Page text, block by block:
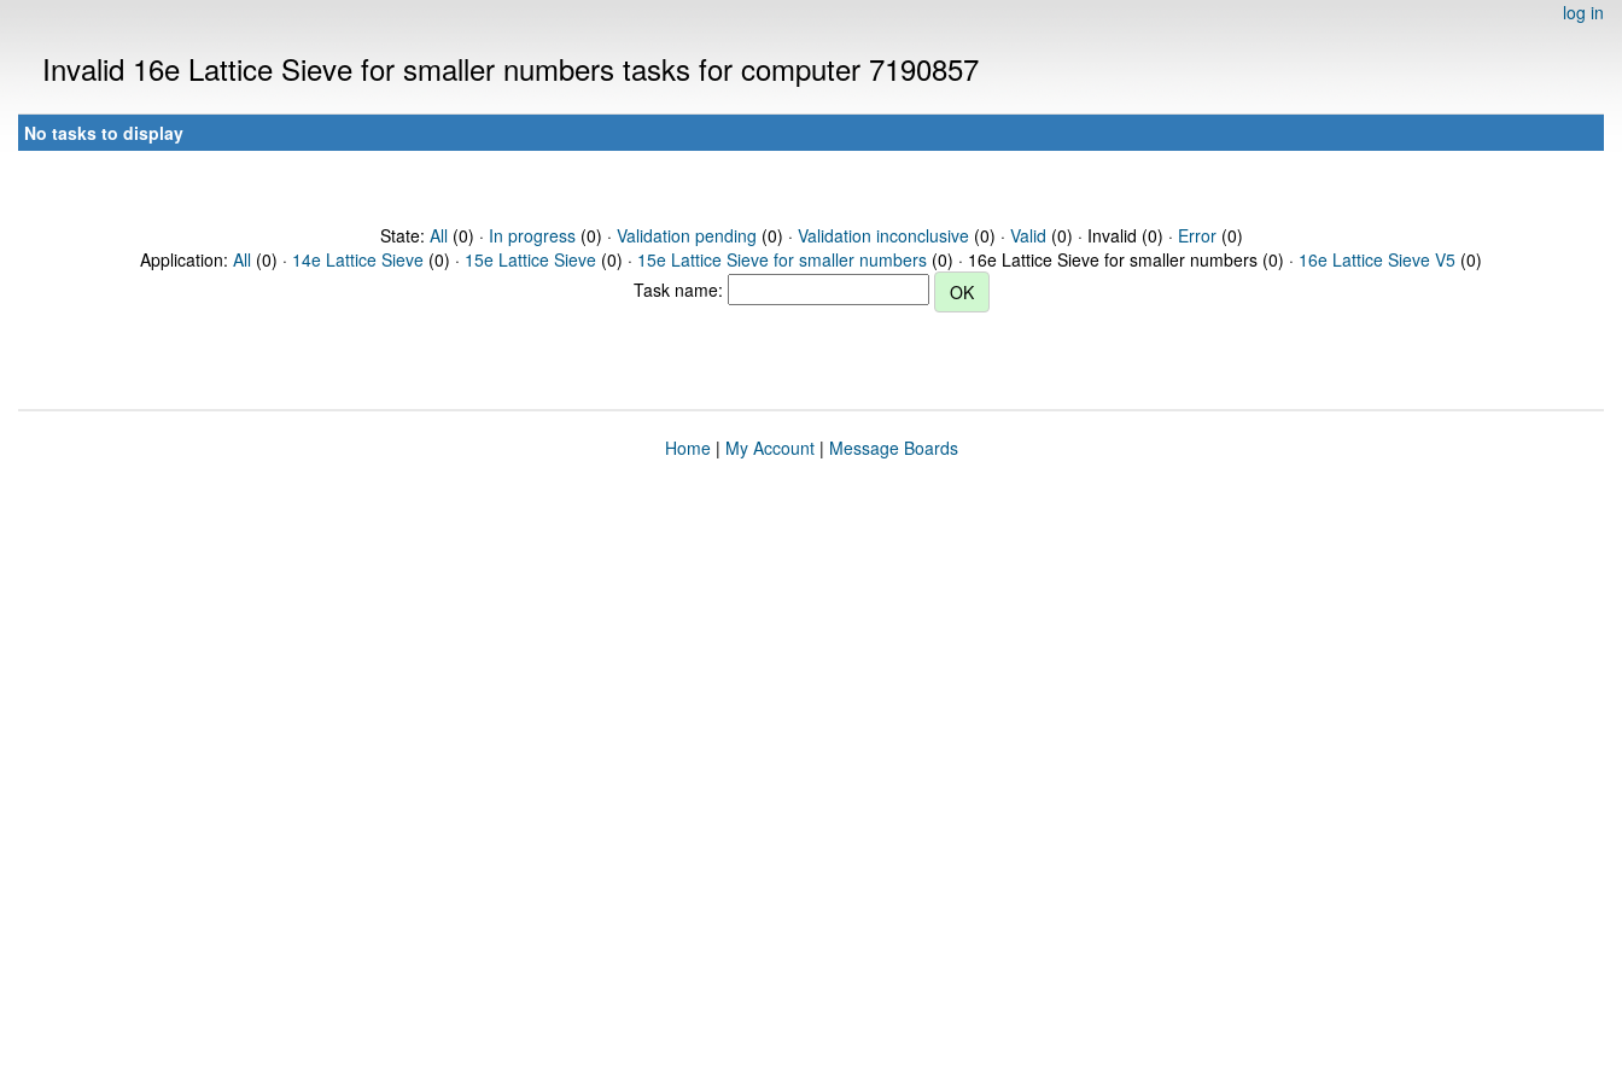
log in
Invalid 16e Lattice Sieve for smaller numbers tasks for computer 7190857
No tasks to display
State: All(0) · In progress(0) · Validation pending (0) · Validation inconclusive(0) · Valid (0) · Invalid (0) · Error(0)
Application: All (0) · 14e Lattice Sieve (0) · 15e Lattice Sieve (0) · 15e Lattice Sieve for smaller numbers (0) · 16e Lattice Sieve for smaller numbers (0) · 16e Lattice Sieve V5 (0)
Task name:
Home| My Account| Message Boards